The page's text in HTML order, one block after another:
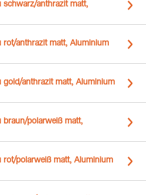
schwarz/anthrazit matt,
rot/anthrazit matt, Aluminium
gold/anthrazit matt, Aluminium
braun/polarweiß matt,
rot/polarweiß matt, Aluminium